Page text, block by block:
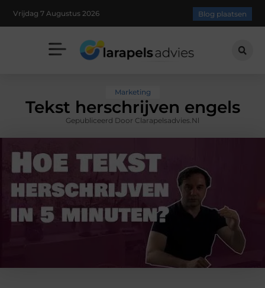
Vrijdag 7 Augustus 2026 Blog plaatsen
Marketing
Tekst herschrijven engels
Gepubliceerd Door Clarapelsadvies.nl